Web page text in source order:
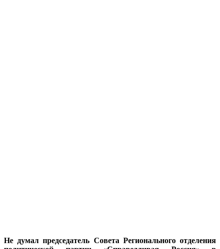
Не думал председатель Совета Регионального отделения